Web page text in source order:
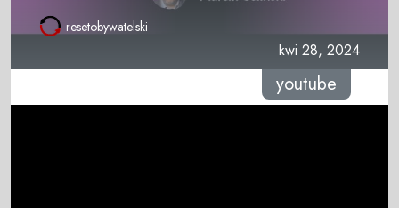
resetobywatelski
kwi 28, 2024
youtube